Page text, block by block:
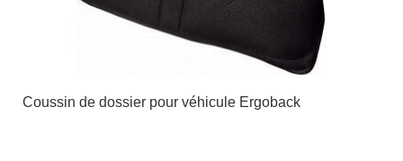
Coussin de dossier pour véhicule Ergoback